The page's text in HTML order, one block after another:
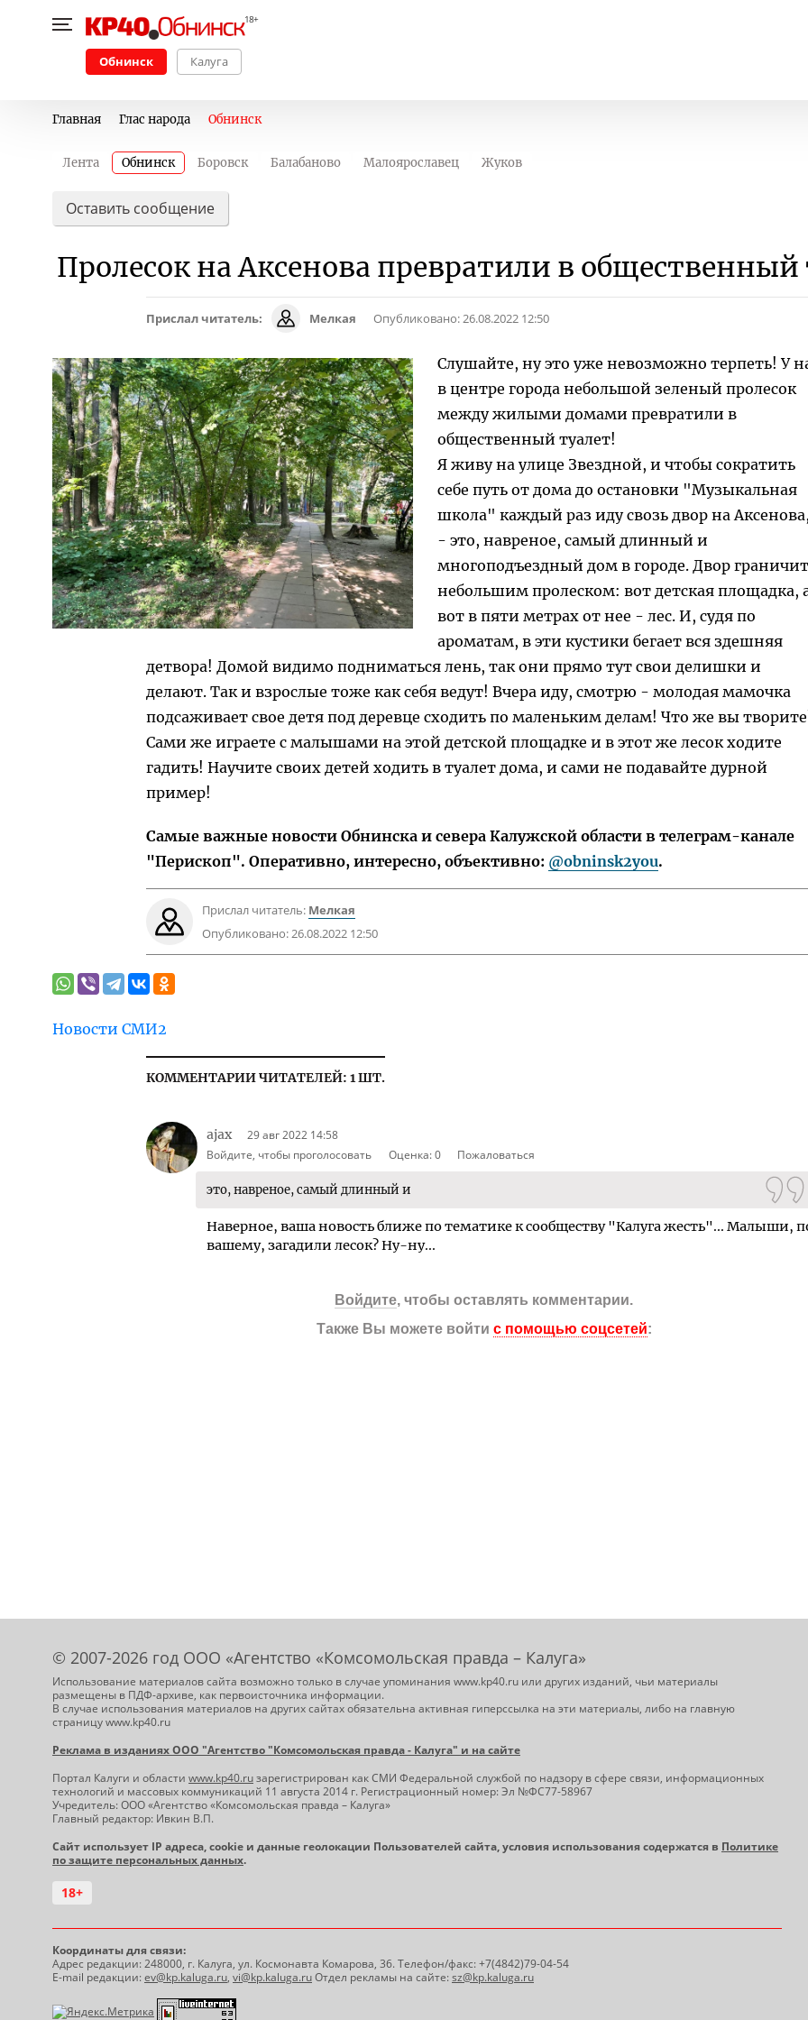
Обнинск Калуга
Главная Глас народа Обнинск
Лента Обнинск Боровск Балабаново Малоярославец Жуков
Оставить сообщение
Пролесок на Аксенова превратили в общественный
Прислал читатель: Мелкая Опубликовано:26.08.2022 12:50
Слушайте, ну это уже невозможно терпеть! У
в центре города небольшой зеленый пролесок
между жилыми домами превратили в
общественный туалет!
Я живу на улице Звездной, и чтобы сократить
себе путь от дома до остановки "Музыкальная
школа" каждый раз иду свозь двор на
- это, навреное, самый длинный и
многоподъездный дом в городе. Двор
небольшим пролеском: вот детская площадка,
вот в пяти метрах от нее - лес. И, судя по
ароматам, в эти кустики бегает вся здешняя
детвора! Домой видимо подниматься лень, так они прямо тут свои делишки и
делают. Так и взрослые тоже как себя ведут! Вчера иду, смотрю - молодая мамочка
подсаживает свое детя под деревце сходить по маленьким делам! Что же вы
Сами же играете с малышами на этой детской площадке и в этот же лесок ходите
гадить! Научите своих детей ходить в туалет дома, и сами не подавайте дурной
пример!
Самые важные новости Обнинска и севера Калужской области в телеграм-канале
"Перископ". Оперативно, интересно, объективно: @obninsk2you.
Прислал читатель: Мелкая
Опубликовано:26.08.2022 12:50
Новости СМИ2
КОММЕНТАРИИ ЧИТАТЕЛЕЙ: 1 ШТ.
ajax
29 авг 2022 14:58
Войдите, чтобы проголосовать
Оценка:0 Пожаловаться
это, навреное, самый длинный и
Наверное, ваша новость ближе по тематике к сообществу "Калуга жесть"... Малыши,
вашему, загадили лесок? Ну-ну...
Войдите, чтобы оставлять комментарии.
Также Вы можете войти с помощью соцсетей:
© 2007-2026 год ООО «Агентство «Комсомольская правда – Калуга»
Использование материалов сайта возможно только в случае упоминания www.kp40.ru или других изданий, чьи материалы
размещены в ПДФ-архиве, как первоисточника информации.
В случае использования материалов на других сайтах обязательна активная гиперссылка на эти материалы, либо на главную
страницу www.kp40.ru
Реклама в изданиях ООО "Агентство "Комсомольская правда - Калуга" и на сайте
Портал Калуги и области www.kp40.ruзарегистрирован как СМИ Федеральной службой по надзору в сфере связи, информационных
технологий и массовых коммуникаций 11 августа 2014 г. Регистрационный номер: Эл №ФС77-58967
Учредитель: ООО «Агентство «Комсомольская правда – Калуга»
Главный редактор: Ивкин В.П.
Сайт использует IP адреса, cookie и данные геолокации Пользователей сайта, условия использования содержатся в Политике
по защите персональных данных.
18+
Координаты для связи:
Адрес редакции: 248000, г. Калуга, ул. Космонавта Комарова, 36. Телефон/факс: +7(4842)79-04-54
E-mail редакции:ev@kp.kaluga.ru, vi@kp.kaluga.ruОтдел рекламы на сайте:sz@kp.kaluga.ru